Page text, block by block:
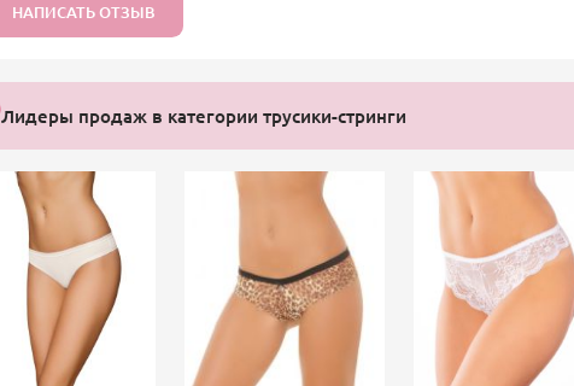
НАПИСАТЬ ОТЗЫВ
Лидеры продаж в категории трусики-стринги